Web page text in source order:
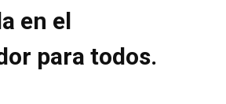
en el
para todos.